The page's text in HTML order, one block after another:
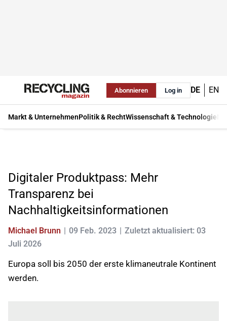
Abonnieren Log in DE EN
Markt & UnternehmenPolitik & RechtWissenschaft & Technologie
Digitaler Produktpass: Mehr
Transparenz bei
Nachhaltigkeitsinformationen
Michael Brunn 09 Feb. 2023
Zuletzt aktualisiert: 03
Juli 2026
Europa soll bis 2050 der erste klimaneutrale Kontinent
werden.